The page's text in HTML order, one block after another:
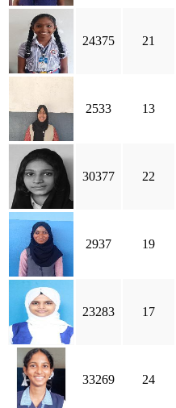
24375 21
2533 13
30377 22
2937 19
23283 17
33269 24